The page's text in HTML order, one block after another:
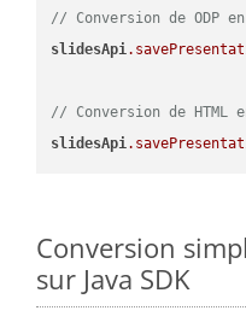
// Conversion de ODP en
slidesApi
// Conversion de HTML
slidesApi
Conversion
sur Java SDK